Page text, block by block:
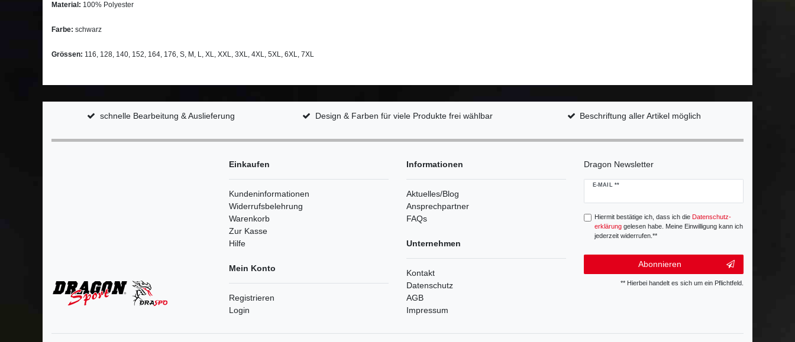
Material: 100% Polyester
Farbe: schwarz
Grössen: 116, 128, 140, 152, 164, 176, S, M, L, XL, XXL, 3XL, 4XL, 5XL, 6XL, 7XL
schnelle Bearbeitung & Auslieferung Design & Farben für viele Produkte frei wählbar Beschriftung aller Artikel möglich
Einkaufen
Kundeninformationen
Widerrufsbelehrung
Warenkorb
Zur Kasse
Hilfe
Mein Konto
Registrieren
Login
Informationen
Aktuelles/Blog
Ansprechpartner
FAQs
Unternehmen
Kontakt
Datenschutz
AGB
Impressum
Dragon Newsletter
E-MAIL **
Newsletter
Hiermit bestätige ich, dass ich die Daten­schutz­
erklärunggelesen habe. Meine Einwilligung kann ich
jederzeit widerrufen.**
Abonnieren
** Hierbei handelt es sich um ein Pflichtfeld.